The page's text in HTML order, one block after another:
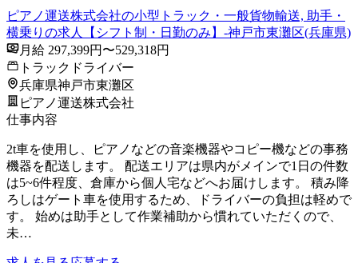
ピアノ運送株式会社の小型トラック・一般貨物輸送, 助手・
横乗りの求人【シフト制・日勤のみ】-神戸市東灘区(兵庫県)
月給 297,399円〜529,318円
トラックドライバー
兵庫県神戸市東灘区
ピアノ運送株式会社
仕事内容
2t車を使用し、ピアノなどの音楽機器やコピー機などの事務
機器を配送します。 配送エリアは県内がメインで1日の件数
は5~6件程度、倉庫から個人宅などへお届けします。 積み降
ろしはゲート車を使用するため、ドライバーの負担は軽めで
す。 始めは助手として作業補助から慣れていただくので、
未…